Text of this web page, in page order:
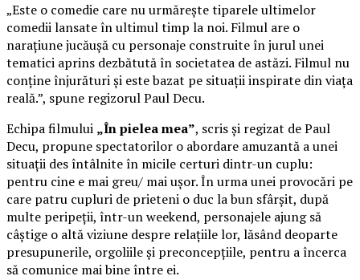
„Este o comedie care nu urmărește tiparele ultimelor
comedii lansate în ultimul timp la noi. Filmul are o
narațiune jucăușă cu personaje construite în jurul unei
tematici aprins dezbătută în societatea de astăzi. Filmul nu
conține înjurături și este bazat pe situații inspirate din viața
reală.”, spune regizorul Paul Decu.
Echipa filmului „În pielea mea”, scris și regizat de Paul
Decu, propune spectatorilor o abordare amuzantă a unei
situații des întâlnite în micile certuri dintr-un cuplu:
pentru cine e mai greu/ mai ușor. În urma unei provocări pe
care patru cupluri de prieteni o duc la bun sfârșit, după
multe peripeții, într-un weekend, personajele ajung să
câștige o altă viziune despre relațiile lor, lăsând deoparte
presupunerile, orgoliile și preconcepțiile, pentru a încerca
să comunice mai bine între ei.